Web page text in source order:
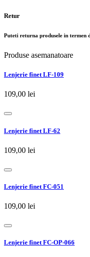
Retur
Puteti returna produsele in termen
Produse asemanatoare
Lenjerie finet LF-109
109,00 lei
Lenjerie finet LF-62
109,00 lei
Lenjerie finet FC-051
109,00 lei
Lenjerie finet FC-OP-066